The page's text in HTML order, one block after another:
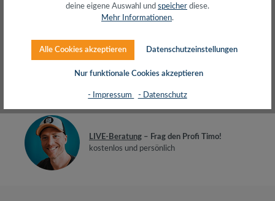
12 Pigtails je 0,9 mm mit LC-Steckverbinder, 2 mLeicht
abziehbar bis 1 mMit gefärbten Fasercoatings 900µ: Rot,
Herstellerinfos
LIVE-Beratung – Frag den Profi Timo!
kostenlos und persönlich
deine eigene Auswahl und speicher diese.
Mehr Informationen.
Alle Cookies akzeptieren Datenschutzeinstellungen
Nur funktionale Cookies akzeptieren
- Impressum - Datenschutz